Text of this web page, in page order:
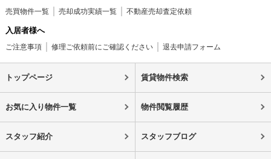
売買物件一覧 売却成功実績一覧 不動産売却査定依頼
入居者様へ
ご注意事項 修理ご依頼前にご確認ください 退去申請フォーム
トップページ 賃貸物件検索
お気に入り物件一覧 物件閲覧履歴
スタッフ紹介 スタッフブログ